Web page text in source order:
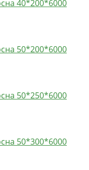
40*200*6000
50*200*6000
50*250*6000
50*300*6000